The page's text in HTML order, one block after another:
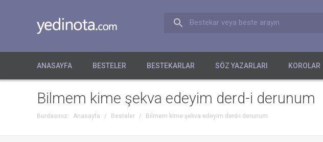
Bestekar veya beste arayın
ANASAYFA BESTELER BESTEKARLAR SÖZ YAZARLARI KOROLAR
Bilmem kime şekva edeyim derd-i derunum
Burdasınız: Anasayfa / Besteler / Bilmem kime şekva edeyim derd-i derunum